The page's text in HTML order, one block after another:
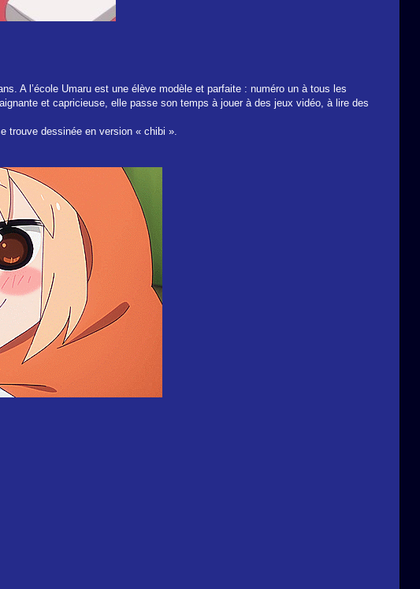
A l’école Umaru est une élève modèle et parfaite : numéro un à tous les
et capricieuse, elle passe son temps à jouer à des jeux vidéo, à lire des
trouve dessinée en version « chibi ».